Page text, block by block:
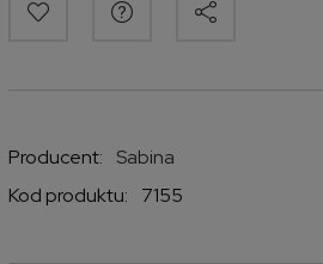
Producent:
Sabina
Kod produktu:
7155